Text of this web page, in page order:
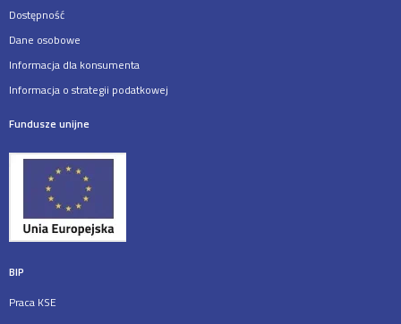
Dostępność
Dane osobowe
Informacja dla konsumenta
Informacja o strategii podatkowej
Fundusze unijne
BIP
Praca KSE